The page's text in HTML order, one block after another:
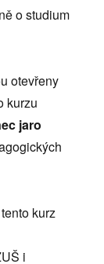
o studium
otevřeny
kurzu
jaro
kurz
i